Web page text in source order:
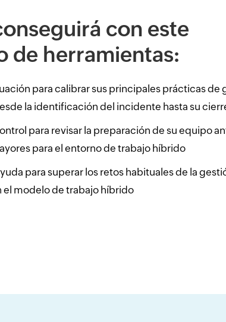
con este
de herramientas:
para calibrar sus principales prácticas de
la identificación del incidente hasta su
para revisar la preparación de su equipo
para el entorno de trabajo híbrido
para superar los retos habituales de la
el modelo de trabajo híbrido